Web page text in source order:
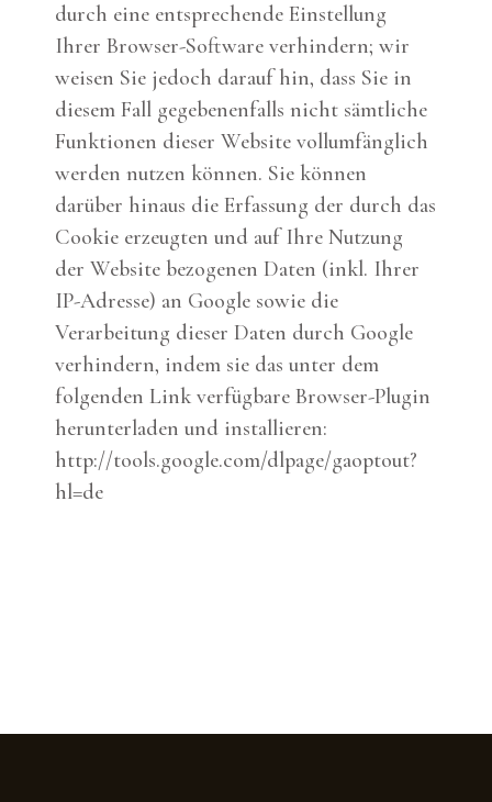
durch eine entsprechende Einstellung
Ihrer Browser-Software verhindern; wir
weisen Sie jedoch darauf hin, dass Sie in
diesem Fall gegebenenfalls nicht sämtliche
Funktionen dieser Website vollumfänglich
werden nutzen können. Sie können
darüber hinaus die Erfassung der durch das
Cookie erzeugten und auf Ihre Nutzung
der Website bezogenen Daten (inkl. Ihrer
IP-Adresse) an Google sowie die
Verarbeitung dieser Daten durch Google
verhindern, indem sie das unter dem
folgenden Link verfügbare Browser-Plugin
herunterladen und installieren:
http://tools.google.com/dlpage/gaoptout?
hl=de